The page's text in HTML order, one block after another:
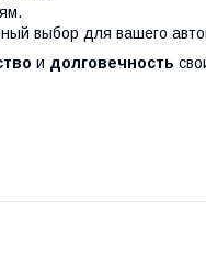
выбор для вашего
и долговечность